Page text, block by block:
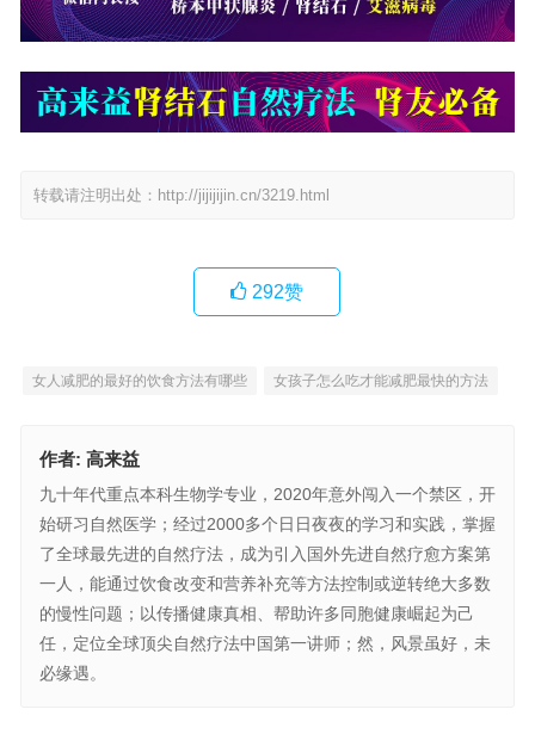
转载请注明出处： http://jijijijin.cn/3219.html
292赞
女人减肥的最好的饮食方法有哪些 女孩子怎么吃才能减肥最快的方法
作者: 高来益
九十年代重点本科生物学专业，2020年意外闯入一个禁区，开
始研习自然医学；经过2000多个日日夜夜的学习和实践，掌握
了全球最先进的自然疗法，成为引入国外先进自然疗愈方案第
一人，能通过饮食改变和营养补充等方法控制或逆转绝大多数
的慢性问题；以传播健康真相、帮助许多同胞健康崛起为己
任，定位全球顶尖自然疗法中国第一讲师；然，风景虽好，未
必缘遇。